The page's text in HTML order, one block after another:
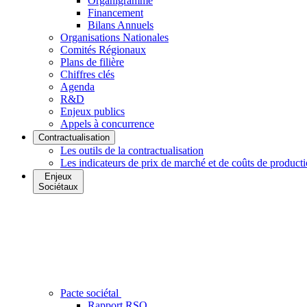
Financement
Bilans Annuels
Organisations Nationales
Comités Régionaux
Plans de filière
Chiffres clés
Agenda
R&D
Enjeux publics
Appels à concurrence
Contractualisation
Les outils de la contractualisation
Les indicateurs de prix de marché et de coûts de
Enjeux
Sociétaux
Pacte sociétal